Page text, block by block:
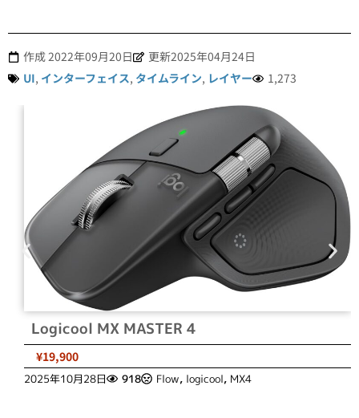
作成2022年09月20日
更新2025年04月24日
UI, インターフェイス, タイムライン, レイヤー 1,273
Logicool MX MASTER 4
¥19,900
2025年10月28日 918 Flow, logicool, MX4